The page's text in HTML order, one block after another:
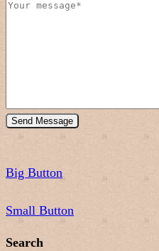
Big Button
Small Button
Search